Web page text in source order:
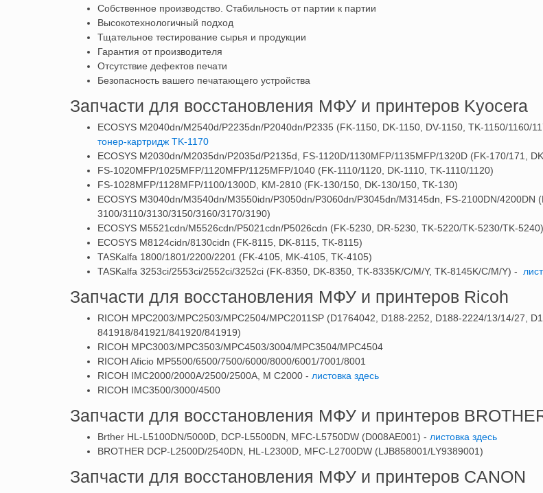
Собственное производство. Стабильность от партии к партии
Высокотехнологичный подход
Тщательное тестирование сырья и продукции
Гарантия от производителя
Отсутствие дефектов печати
Безопасность вашего печатающего устройства
Запчасти для восстановления МФУ и принтеров Kyocera
ECOSYS M2040dn/M2540d/P2235dn/P2040dn/P2335 (FK-1150, DK-1150, DV-1150, TK-1150/1160/
тонер-картридж TK-1170
ECOSYS M2030dn/M2035dn/P2035d/P2135d, FS-1120D/1130MFP/1135MFP/1320D (FK-170/171,
FS-1020MFP/1025MFP/1120MFP/1125MFP/1040 (FK-1110/1120, DK-1110, TK-1110/1120)
FS-1028MFP/1128MFP/1100/1300D, KM-2810 (FK-130/150, DK-130/150, TK-130)
ECOSYS M3040dn/M3540dn/M3550idn/P3050dn/P3060dn/P3045dn/M3145dn, FS-2100DN/
3100/3110/3130/3150/3160/3170/3190)
ECOSYS M5521cdn/M5526cdn/P5021cdn/P5026cdn (FK-5230, DR-5230, TK-5220/TK-5230/TK-5240)
ECOSYS M8124cidn/8130cidn (FK-8115, DK-8115, TK-8115)
TASKalfa 1800/1801/2200/2201 (FK-4105, MK-4105, TK-4105)
TASKalfa 3253ci/2553ci/2552ci/3252ci (FK-8350, DK-8350, TK-8335K/C/M/Y, TK-8145K/C/M/Y) -
Запчасти для восстановления МФУ и принтеров Ricoh
RICOH MPC2003/MPC2503/MPC2504/MPC2011SP (D1764042, D188-2252, D188-2224/13/14/27,
841918/841921/841920/841919)
RICOH MPC3003/MPC3503/MPC4503/3004/MPC3504/MPC4504
RICOH Aficio MP5500/6500/7500/6000/8000/6001/7001/8001
RICOH IMC2000/2000A/2500/2500A, M C2000 - листовка здесь
RICOH IMC3500/3000/4500
Запчасти для восстановления МФУ и принтеров
Brther HL-L5100DN/5000D, DCP-L5500DN, MFC-L5750DW (D008AE001) - листовка здесь
BROTHER DCP-L2500D/2540DN, HL-L2300D, MFC-L2700DW (LJB858001/LY9389001)
Запчасти для восстановления МФУ и принтеров CANON